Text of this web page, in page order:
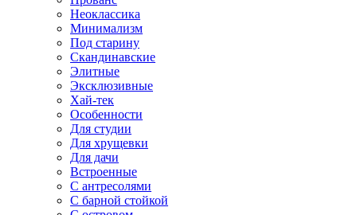
Неоклассика
Минимализм
Под старину
Скандинавские
Элитные
Эксклюзивные
Хай-тек
Особенности
Для студии
Для хрущевки
Для дачи
Встроенные
С антресолями
С барной стойкой